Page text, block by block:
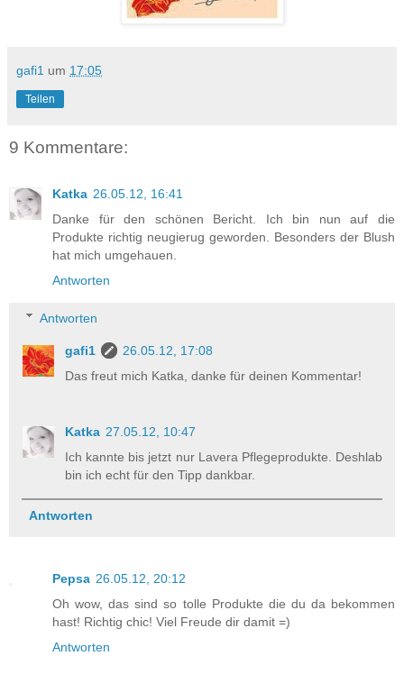
gafi1 um 17:05
Teilen
9 Kommentare:
Katka 26.05.12, 16:41
Danke für den schönen Bericht. Ich bin nun auf die
Produkte richtig neugierug geworden. Besonders der Blush
hat mich umgehauen.
Antworten
Antworten
gafi1
26.05.12, 17:08
Das freut mich Katka, danke für deinen Kommentar!
Katka 27.05.12, 10:47
Ich kannte bis jetzt nur Lavera Pflegeprodukte. Deshlab
bin ich echt für den Tipp dankbar.
Antworten
Pepsa 26.05.12, 20:12
Oh wow, das sind so tolle Produkte die du da bekommen
hast! Richtig chic! Viel Freude dir damit =)
Antworten